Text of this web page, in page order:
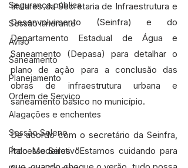
Segurança pública
Sessão itinerante
Aviso
Saneamento
Planejamento
Ordem de Serviço
Alagações e enchentes
Sessão Solene
Processo Seletivo
titulares da Secretaria de Infraestrutura e
Desenvolvimento (Seinfra) e do
Departamento Estadual de Água e
Saneamento (Depasa) para detalhar o
plano de ação para a conclusão das
obras de infraestrutura urbana e
saneamento básico no município.
De acordo com o secretário da Seinfra,
Ítalo Medeiros “Estamos cuidando para